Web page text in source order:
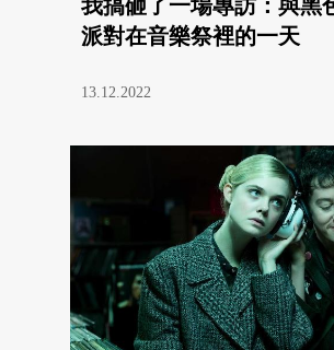
我搞砸了一場專訪：與黑
派對在音樂祭裡的一天
13.12.2022